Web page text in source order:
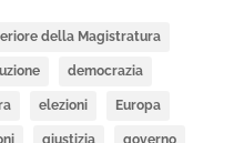
della Magistratura
democrazia
elezioni Europa
giustizia governo